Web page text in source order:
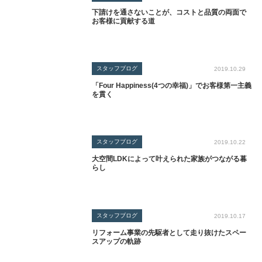
下請けを通さないことが、コストと品質の両面で
お客様に貢献する道
スタッフブログ 2019.10.29
「Four Happiness(4つの幸福)」でお客様第一主義
を貫く
スタッフブログ 2019.10.22
大空間LDKによって叶えられた家族がつながる暮
らし
スタッフブログ 2019.10.17
リフォーム事業の先駆者として走り抜けたスペー
スアップの軌跡